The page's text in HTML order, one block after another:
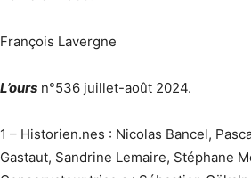
François Lavergne
L’ours n°536 juillet-août 2024.
1 – Historien.nes : Nicolas Bancel,
Gastaut, Sandrine Lemaire, Stéphane